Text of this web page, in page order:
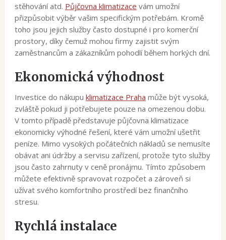
stěhování atd. Půjčovna klimatizace vám umožní
přizpůsobit výběr vašim specifickým potřebám. Kromě
toho jsou jejich služby často dostupné i pro komerční
prostory, díky čemuž mohou firmy zajistit svým
zaměstnancům a zákazníkům pohodlí během horkých dní.
Ekonomická výhodnost
Investice do nákupu klimatizace Praha může být vysoká,
zvláště pokud ji potřebujete pouze na omezenou dobu.
V tomto případě představuje půjčovna klimatizace
ekonomicky výhodné řešení, které vám umožní ušetřit
peníze. Mimo vysokých počátečních nákladů se nemusíte
obávat ani údržby a servisu zařízení, protože tyto služby
jsou často zahrnuty v ceně pronájmu. Tímto způsobem
můžete efektivně spravovat rozpočet a zároveň si
užívat svého komfortního prostředí bez finančního
stresu.
Rychlá instalace